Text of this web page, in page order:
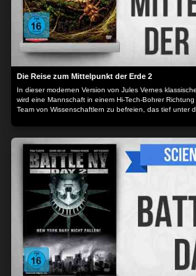
Die Reise zum Mittelpunkt der Erde 2
In dieser modernen Version von Jules Vernes
wird eine Mannschaft in einem Hi-Tech-Bohrer
Team von Wissenschaftlern zu befreien, das tief unter